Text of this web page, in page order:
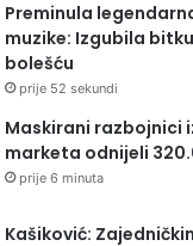
Preminula
muzike: Izgubila
bolešću
prije 52 sekundi
Maskirani razbojnici
marketa odnijeli
prije 6 minuta
Kašiković: